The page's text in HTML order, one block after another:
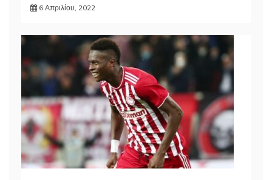
6 Απριλίου, 2022